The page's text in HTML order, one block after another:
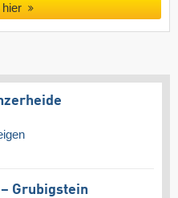
hier
Grubigstein